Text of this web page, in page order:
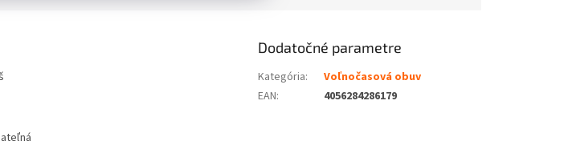
Dodatočné parametre
Kategória:
Voľnočasová obuv
EAN: 4056284286179